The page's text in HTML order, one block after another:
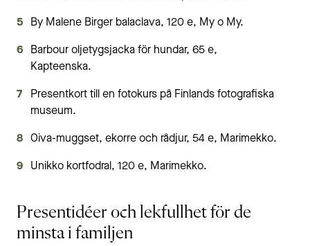
By Malene Birger balaclava, 120 e, My o My.
Barbour oljetygsjacka för hundar, 65 e,
Kapteenska.
Presentkort till en fotokurs på Finlands fotografiska
museum.
Oiva-muggset, ekorre och rådjur, 54 e, Marimekko.
Unikko kortfodral, 120 e, Marimekko.
Presentidéer och lekfullhet för de
minsta i familjen